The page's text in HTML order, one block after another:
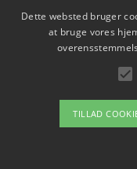
Om /
Dette websted bruger
at bruge vores
TILLAD